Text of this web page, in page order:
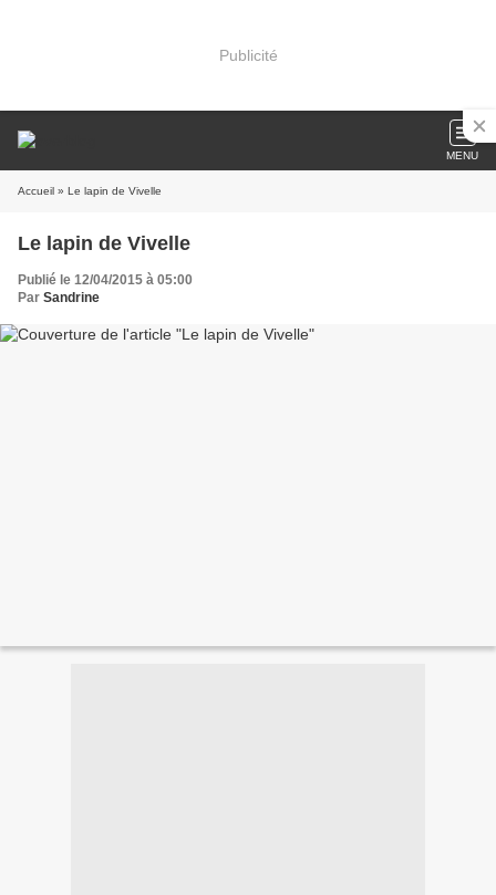
Publicité
MENU
Accueil » Le lapin de Vivelle
Le lapin de Vivelle
Publié le 12/04/2015 à 05:00
Par Sandrine